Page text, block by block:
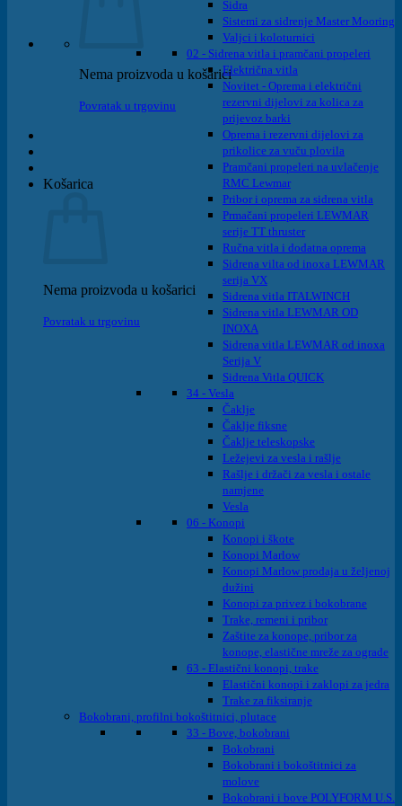
Nema proizvoda u košarici
Povratak u trgovinu
Košarica
Nema proizvoda u košarici
Povratak u trgovinu
Sidra
Sistemi za sidrenje Master Mooring
Valjci i koloturnici
02 - Sidrena vitla i pramčani propeleri
Električna vitla
Novitet - Oprema i električni
rezervni dijelovi za kolica za
prijevoz barki
Oprema i rezervni dijelovi za
prikolice za vuču plovila
Pramčani propeleri na uvlačenje
RMC Lewmar
Pribor i oprema za sidrena vitla
Prmačani propeleri LEWMAR
serije TT thruster
Ručna vitla i dodatna oprema
Sidrena vilta od inoxa LEWMAR
serija VX
Sidrena vitla ITALWINCH
Sidrena vitla LEWMAR OD
INOXA
Sidrena vitla LEWMAR od inoxa
Serija V
Sidrena Vitla QUICK
34 - Vesla
Čaklje
Čaklje fiksne
Čaklje teleskopske
Ležejevi za vesla i rašlje
Rašlje i držači za vesla i ostale
namjene
Vesla
06 - Konopi
Konopi i škote
Konopi Marlow
Konopi Marlow prodaja u željenoj
dužini
Konopi za privez i bokobrane
Trake, remeni i pribor
Zaštite za konope, pribor za
konope, elastične mreže za ograde
63 - Elastični konopi, trake
Elastični konopi i zaklopi za jedra
Trake za fiksiranje
Bokobrani, profilni bokoštitnici, plutace
33 - Bove, bokobrani
Bokobrani
Bokobrani i bokoštitnici za
molove
Bokobrani i bove POLYFORM U.S.